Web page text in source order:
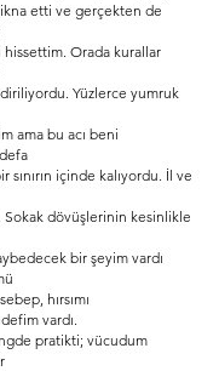
etti ve gerçekten de
Orada kurallar
Yüzlerce yumruk
ama bu acı beni
sınırın içinde kalıyordu. İl ve
Sokak dövüşlerinin kesinlikle
bir şeyim vardı
hırsımı
vardı.
pratikti; vücudum